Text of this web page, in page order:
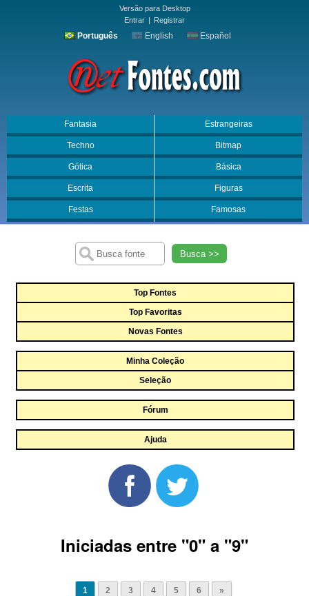
Versão para Desktop
Entrar | Registrar
Português English Español
Fantasia Estrangeiras
Techno Bitmap
Gótica Básica
Escrita Figuras
Festas Famosas
Busca >>
Top Fontes
Top Favoritas
Novas Fontes
Minha Coleção
Seleção
Fórum
Ajuda
Iniciadas entre "0" a "9"
1 2 3 4 5 6 »